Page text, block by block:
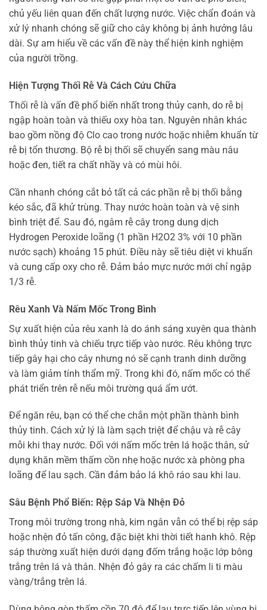
chủ yếu liên quan đến chất lượng nước. Việc chẩn đoán và
xử lý nhanh chóng sẽ giữ cho cây không bị ảnh hưởng lâu
dài. Sự am hiểu về các vấn đề này thể hiện kinh nghiệm
của người trồng.
Hiện Tượng Thối Rễ Và Cách Cứu Chữa
Thối rễ là vấn đề phổ biến nhất trong thủy canh, do rễ bị
ngập hoàn toàn và thiếu oxy hòa tan. Nguyên nhân khác
bao gồm nồng độ Clo cao trong nước hoặc nhiễm khuẩn từ
rễ bị tổn thương. Bộ rễ bị thối sẽ chuyển sang màu nâu
hoặc đen, tiết ra chất nhầy và có mùi hôi.
Cần nhanh chóng cắt bỏ tất cả các phần rễ bị thối bằng
kéo sắc, đã khử trùng. Thay nước hoàn toàn và vệ sinh
bình triệt để. Sau đó, ngâm rễ cây trong dung dịch
Hydrogen Peroxide loãng (1 phần H2O2 3% với 10 phần
nước sạch) khoảng 15 phút. Điều này sẽ tiêu diệt vi khuẩn
và cung cấp oxy cho rễ. Đảm bảo mực nước mới chỉ ngập
1/3 rễ.
Rêu Xanh Và Nấm Mốc Trong Bình
Sự xuất hiện của rêu xanh là do ánh sáng xuyên qua thành
bình thủy tinh và chiếu trực tiếp vào nước. Rêu không trực
tiếp gây hại cho cây nhưng nó sẽ cạnh tranh dinh dưỡng
và làm giảm tính thẩm mỹ. Trong khi đó, nấm mốc có thể
phát triển trên rễ nếu môi trường quá ẩm ướt.
Để ngăn rêu, bạn có thể che chắn một phần thành bình
thủy tinh. Cách xử lý là làm sạch triệt để chậu và rễ cây
mỗi khi thay nước. Đối với nấm mốc trên lá hoặc thân, sử
dụng khăn mềm thấm cồn nhẹ hoặc nước xà phòng pha
loãng để lau sạch. Cần đảm bảo lá khô ráo sau khi lau.
Sâu Bệnh Phổ Biến: Rệp Sáp Và Nhện Đỏ
Trong môi trường trong nhà, kim ngân vẫn có thể bị rệp sáp
hoặc nhện đỏ tấn công, đặc biệt khi thời tiết hanh khô. Rệp
sáp thường xuất hiện dưới dạng đốm trắng hoặc lớp bông
trắng trên lá và thân. Nhện đỏ gây ra các chấm li ti màu
vàng/trắng trên lá.